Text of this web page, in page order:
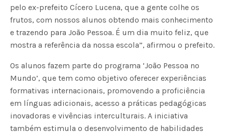
pelo ex-prefeito Cícero Lucena, que a gente colhe os
frutos, com nossos alunos obtendo mais conhecimento
e trazendo para João Pessoa. É um dia muito feliz, que
mostra a referência da nossa escola”, afirmou o prefeito.
Os alunos fazem parte do programa ‘João Pessoa no
Mundo’, que tem como objetivo oferecer experiências
formativas internacionais, promovendo a proficiência
em línguas adicionais, acesso a práticas pedagógicas
inovadoras e vivências interculturais. A iniciativa
também estimula o desenvolvimento de habilidades